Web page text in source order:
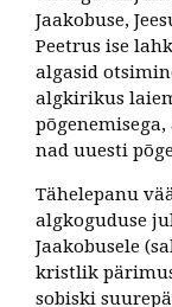
Jaakobuse,
Peetrus ise
algasid
algkirikus
nad uuesti
Tähelepanu
algkoguduse
Jaakobusele
kristlik
sobiski